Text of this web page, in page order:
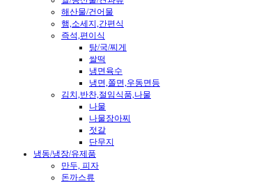
해산물/건어물
햄,소세지,간편식
즉석,편이식
탕/국/찌게
쌀떡
냉면육수
냉면,쫄면,우동면등
김치,반찬,절임식품,나물
나물
나물장아찌
젓갈
단무지
냉동/냉장/유제품
만두, 피자
돈까스류